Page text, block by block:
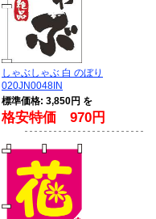
しゃぶしゃぶ 白 のぼり
020JN0048IN
標準価格: 3,850円 を
格安特価 970円